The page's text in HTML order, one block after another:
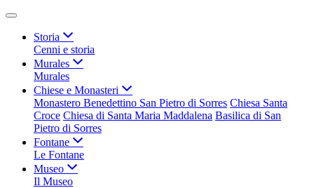
Storia
Cenni e storia
Murales
Murales
Chiese e Monasteri
Monastero Benedettino San Pietro di Sorres Chiesa Santa
Croce Chiesa di Santa Maria Maddalena Basilica di San
Pietro di Sorres
Fontane
Le Fontane
Museo
Il Museo